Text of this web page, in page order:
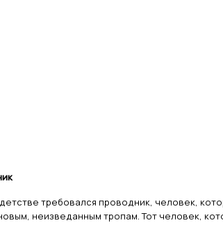
требовался проводник, человек,
неизведанным тропам. Тот человек,